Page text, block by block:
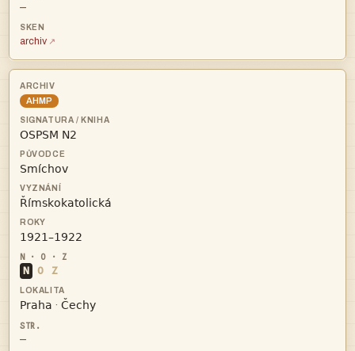
—
archiv
AHMP




N O Z
 · 
—